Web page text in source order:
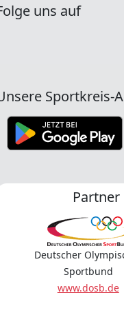
uns auf
Sportkreis-
Deutscher
Sportbund
www.dosb.de